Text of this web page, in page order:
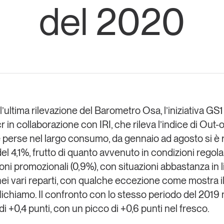
Eventi e formazione
Tutti gli
appuntamenti
del 2020
rilevazione del Barometro Osa, l’iniziativa
in collaborazione con IRI, che rileva l’indice di
nel largo consumo, da gennaio ad agosto si è
4,1%, frutto di quanto avvenuto in condizioni
promozionali (0,9%), con situazioni abbastanza in
vari reparti, con qualche eccezione come mostra
Il confronto con lo stesso periodo del 2019
+0,4 punti, con un picco di +0,6 punti nel fresco.